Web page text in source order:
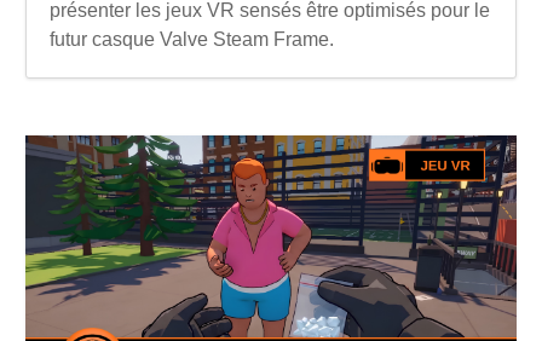
présenter les jeux VR sensés être optimisés pour le
futur casque Valve Steam Frame.